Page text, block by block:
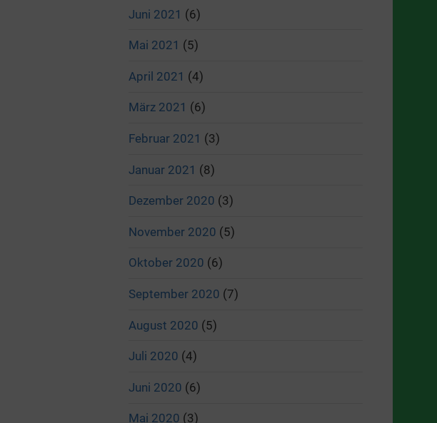
Juni 2021 (6)
Mai 2021 (5)
April 2021 (4)
März 2021 (6)
Februar 2021 (3)
Januar 2021 (8)
Dezember 2020 (3)
November 2020 (5)
Oktober 2020 (6)
September 2020 (7)
August 2020 (5)
Juli 2020 (4)
Juni 2020 (6)
Mai 2020 (3)